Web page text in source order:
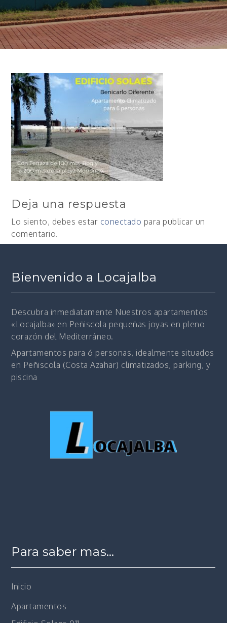
Deja una respuesta
Lo siento, debes estar conectado para publicar un
comentario.
Bienvenido a Locajalba
Descubra inmediatamente Nuestros apartamentos
«Locajalba» en Peñiscola pequeñas joyas en pleno
corazón del Mediterráneo.
Apartamentos para 6 personas, idealmente situados
en Peñiscola (Costa Azahar) climatizados, parking, y
piscina
Para saber mas…
Inicio
Apartamentos